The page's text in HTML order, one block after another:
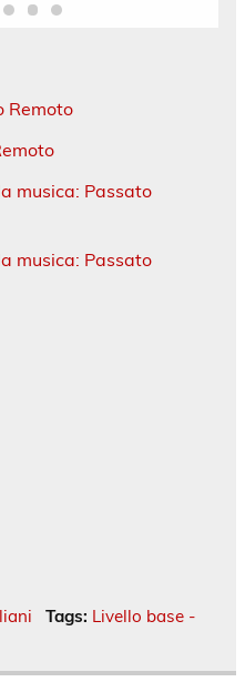
Remoto
musica: Passato
musica: Passato
Tags: Livello base -